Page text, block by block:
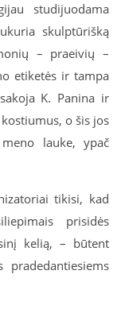
studijuodama
skulptūrišką
– praeivių –
etiketės ir tampa
K. Panina ir
o šis jos
lauke, ypač
tikisi, kad
prisidės
kelią, – būtent